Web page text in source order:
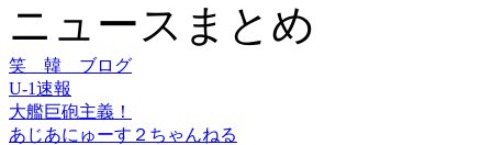
ニュースまとめ
笑 韓 ブログ
U-1速報
大艦巨砲主義！
あじあにゅーす２ちゃんねる